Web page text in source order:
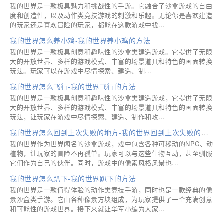
我的世界是一款极具魅力和挑战性的手游。它融合了沙盒游戏的自由
度和创造性，以及动作类竞技游戏的刺激和乐趣。无论你是喜欢建造
的玩家还是喜欢冒险的玩家，都能在这款游戏中找...
我的世界怎么养小鸡-我的世界养小鸡的方法
我的世界是一款极具创意和趣味性的沙盒类建造游戏。它提供了无限
大的开放世界、多样的游戏模式、丰富的场景道具和特色的画面转换
玩法。玩家可以在游戏中尽情探索、建造、制...
我的世界怎么飞行-我的世界飞行的方法
我的世界是一款极具创意和趣味性的沙盒类建造游戏，它提供了无限
大的开放世界、多样的游戏模式、丰富的场景道具和特色的画面转换
玩法，让玩家在游戏中尽情探索、建造、制作和攻...
我的世界怎么回到上次失败的地方-我的世界回到上次失败的地方的方法
我的世界作为世界闻名的沙盒游戏，戏中包含各种可移动的NPC、动
植物，让玩家的冒险不再孤单。玩家可以与这些生物互动，甚至驯服
它们作为自己的伙伴。同时，游戏中的像素风格风景也...
我的世界怎么趴下-我的世界趴下的方法
我的世界是一款值得体验的动作类竞技手游，同时也是一款经典的像
素沙盒类手游。它由各种像素方块组成，为玩家提供了一个充满创意
和可能性的游戏世界。接下来就让华军小编为大家...